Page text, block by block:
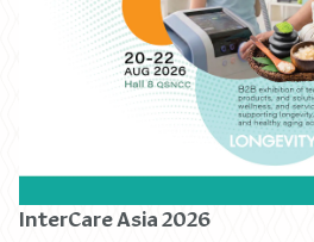
InterCare Asia 2026